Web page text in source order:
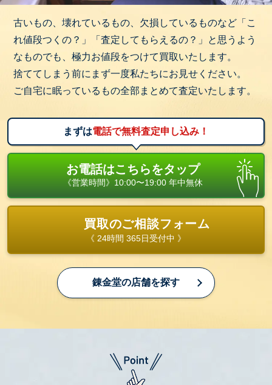
古いもの、壊れているもの、欠損しているものなど「こ
れ値段つくの？」「査定してもらえるの？」と思うよう
なものでも、極力お値段をつけて買取いたします。
捨ててしまう前にまず一度私たちにお見せください。
ご自宅に眠っているもの全部まとめて査定いたします。
まずは電話で無料査定申し込み！
お電話はこちらをタップ
《営業時間》10:00〜19:00 年中無休
買取のご相談フォーム
《 24時間 365日受付中 》
錬金堂の店舗を探す